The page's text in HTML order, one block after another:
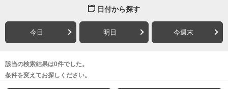
日付から探す
今日 明日 今週末
該当の検索結果は0件でした。
条件を変えてお探しください。